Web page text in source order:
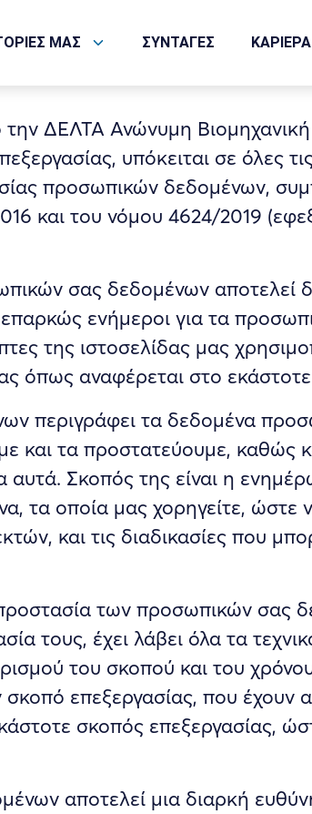
ΜΑΣ ΣΥΝΤΑΓΕΣ ΚΑΡΙΕΡΑ
ΔΕΛΤΑ Ανώνυμη Βιομηχανική
υπόκειται σε όλες
προσωπικών δεδομένων,
και του νόμου 4624/2019
σας δεδομένων αποτελεί
ενήμεροι για τα
της ιστοσελίδας μας
όπως αναφέρεται στο
περιγράφει τα δεδομένα
τα προστατεύουμε, καθώς
Σκοπός της είναι η
τα οποία μας χορηγείτε, ώστε
και τις διαδικασίες που
των προσωπικών σας
τους, έχει λάβει όλα τα
του σκοπού και του
επεξεργασίας, που έχουν
σκοπός επεξεργασίας,
αποτελεί μια διαρκή